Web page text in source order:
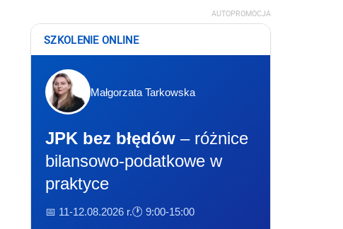
AUTOPROMOCJA
SZKOLENIE ONLINE
Małgorzata Tarkowska
JPK bez błędów – różnice
bilansowo-podatkowe w
praktyce
📅 11-12.08.2026 r.🕐 9:00-15:00